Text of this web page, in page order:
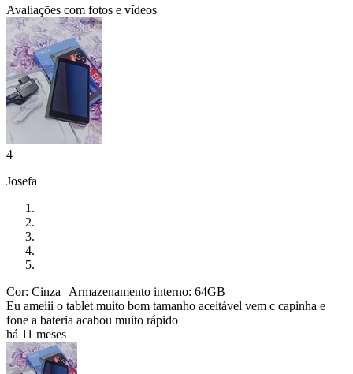
Avaliações com fotos e vídeos
4
Josefa
Cor: Cinza | Armazenamento interno: 64GB
Eu ameiii o tablet muito bom tamanho aceitável vem c capinha e
fone a bateria acabou muito rápido
há 11 meses